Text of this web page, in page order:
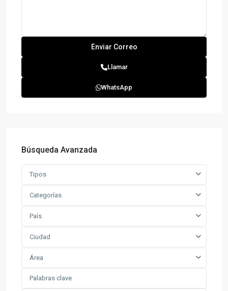
Llamar
WhatsApp
Búsqueda Avanzada
Tipos
Categorías
País
Ciudad
Área